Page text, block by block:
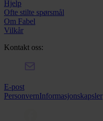
Hjelp
Ofte stilte spørsmål
Om Fabel
Vilkår
Kontakt oss:
E-post
PersonvernInformasjonskapsler